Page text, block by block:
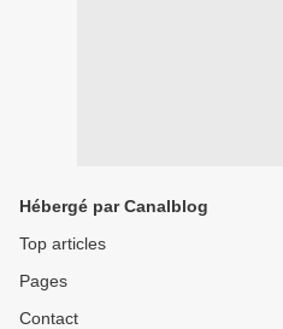
Hébergé par Canalblog
Top articles
Pages
Contact